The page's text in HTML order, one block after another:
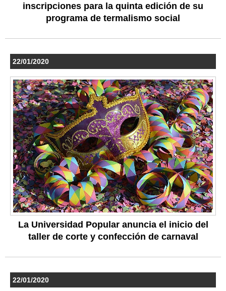
inscripciones para la quinta edición de su
programa de termalismo social
22/01/2020
La Universidad Popular anuncia el inicio del
taller de corte y confección de carnaval
22/01/2020